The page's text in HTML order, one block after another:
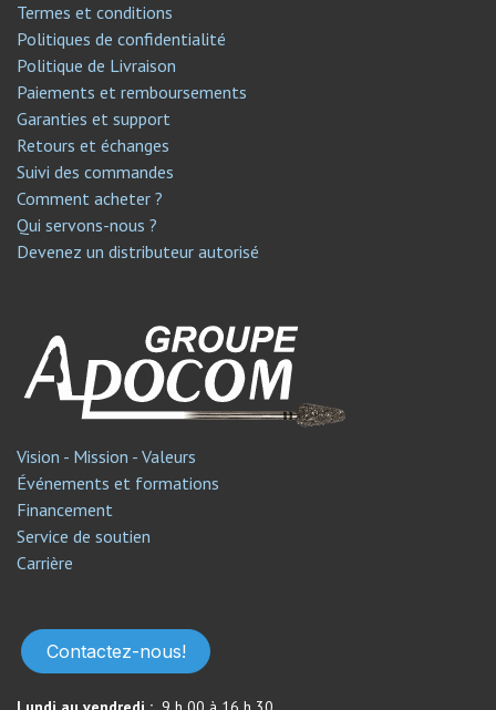
Termes et conditions
Politiques de confidentialité
Politique de Livraison
Paiements et remboursements
Garanties et support
Retours et échanges
Suivi des commandes
Comment acheter ?
Qui servons-nous ?
Devenez un distributeur autorisé
Vision - Mission - Valeurs
Événements et formations
Financement
Service de soutien​
Carrière
Contactez-nous!